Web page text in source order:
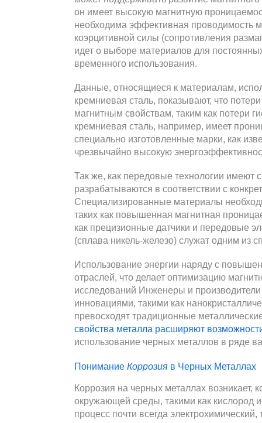
он имеет высокую магнитную
необходима эффективная проводимость
коэрцитивной силы (сопротивления
идет о выборе материалов для
временного использования.
Данные, относящиеся к материалам,
кремниевая сталь, показывают, что
магнитным свойствам, таким как потери
кремниевая сталь, например, имеет
специально изготовленные марки, как
чрезвычайно высокую
Так же, как передовые технологии имеют
разрабатываются в соответствии с
Специализированные материалы
таких как повышенная магнитная
как прецизионные датчики и передовые
(сплава никель-железо) служат одним из
Использование энергии наряду с
отраслей, что делает оптимизацию
исследований Инженеры и
инновациями, такими как
превосходят традиционные
свойства металла расширяют
использование черных металлов в ряде
Понимание Коррозия в Черных Металлах
Коррозия на черных металлах возникает,
окружающей среды, такими как кислород и
процесс почти всегда